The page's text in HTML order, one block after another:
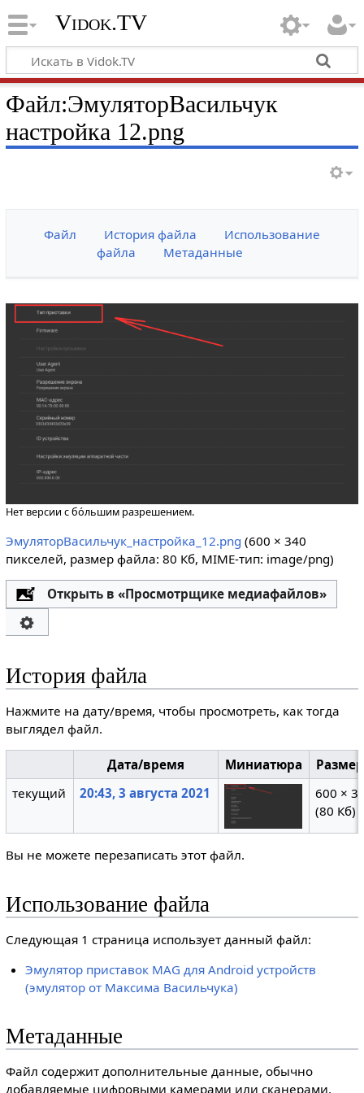
Vidok.TV
Файл:ЭмуляторВасильчук
настройка 12.png
Файл История файла
Использование
файла
Метаданные
Нет версии с бо́льшим разрешением.
ЭмуляторВасильчук_настройка_12.png (600 × 340
пикселей, размер файла: 80 Кб, MIME-тип: image/png)
Открыть в «Просмотрщике медиафайлов»
История файла
Нажмите на дату/время, чтобы просмотреть, как тогда
выглядел файл.
Дата/время Миниатюра
текущий
20:43, 3 августа 2021
600 ×
(80 Кб)
Вы не можете перезаписать этот файл.
Использование файла
Следующая 1 страница использует данный файл:
Эмулятор приставок MAG для Android устройств
(эмулятор от Максима Васильчука)
Метаданные
Файл содержит дополнительные данные, обычно
добавляемые цифровыми камерами или сканерами.